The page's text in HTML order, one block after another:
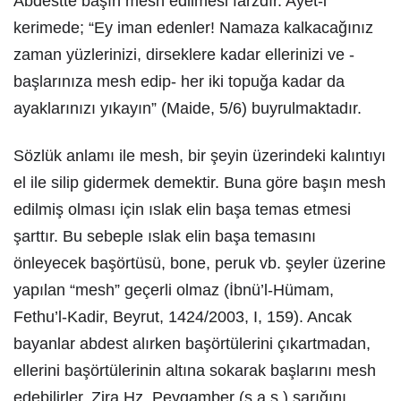
kerimede; “Ey iman edenler! Namaza kalkacağınız
zaman yüzlerinizi, dirseklere kadar ellerinizi ve -
başlarınıza mesh edip- her iki topuğa kadar da
ayaklarınızı yıkayın” (Maide, 5/6) buyrulmaktadır.
Sözlük anlamı ile mesh, bir şeyin üzerindeki kalıntıyı
el ile silip gidermek demektir. Buna göre başın mesh
edilmiş olması için ıslak elin başa temas etmesi
şarttır. Bu sebeple ıslak elin başa temasını
önleyecek başörtüsü, bone, peruk vb. şeyler üzerine
yapılan “mesh” geçerli olmaz (İbnü’l-Hümam,
Fethu’l-Kadir, Beyrut, 1424/2003, I, 159). Ancak
bayanlar abdest alırken başörtülerini çıkartmadan,
ellerini başörtülerinin altına sokarak başlarını mesh
edebilirler. Zira Hz. Peygamber (s.a.s.) sarığını